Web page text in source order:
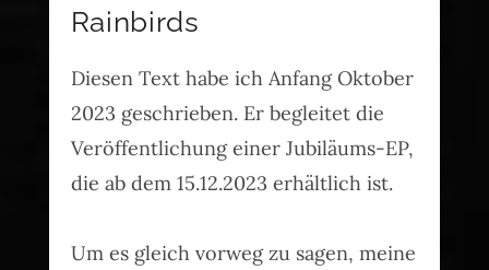
Rainbirds
Diesen Text habe ich Anfang Oktober
2023 geschrieben. Er begleitet die
Veröffentlichung einer Jubiläums-EP,
die ab dem 15.12.2023 erhältlich ist.
Um es gleich vorweg zu sagen, meine